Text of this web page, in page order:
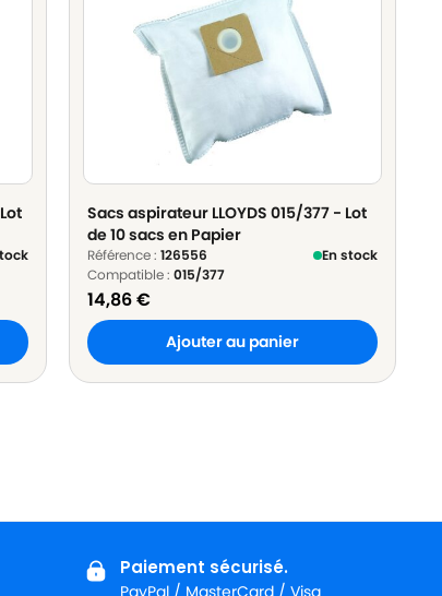
Sacs aspirateur LLOYDS 015/377 - Lot
de 10 sacs en Papier
Référence :126556
En stock
Compatible :015/377
14,86€
Ajouter au panier
Paiement sécurisé.
PayPal / MasterCard / Visa